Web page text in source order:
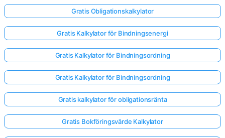
Gratis Obligationskalkylator
Gratis Kalkylator för Bindningsenergi
Gratis Kalkylator för Bindningsordning
Gratis Kalkylator för Bindningsordning
Gratis kalkylator för obligationsränta
Gratis Bokföringsvärde Kalkylator